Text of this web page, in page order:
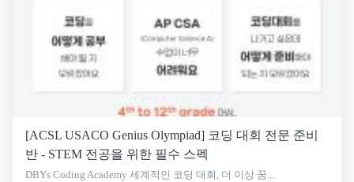
[ACSL USACO Genius Olympiad] 코딩 대회 전문 준비
반 - STEM 전공을 위한 필수 스펙
DBYs Coding Academy 세계적인 코딩 대회, 더 이상 꿈...